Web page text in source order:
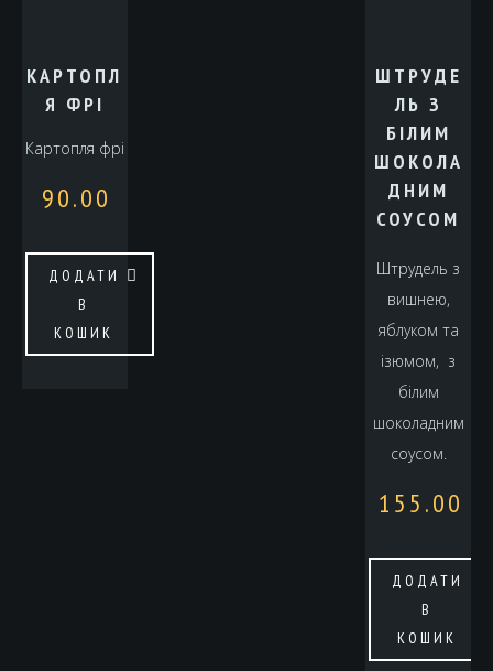
КАРТОПЛ
Я ФРІ
Картопля фрі
90.00
ДОДАТИ
В
КОШИК
ШТРУДЕ
ЛЬ З
БІЛИМ
ШОКОЛА
ДНИМ
СОУСОМ
Штрудель з
вишнею,
яблуком та
ізюмом, з
білим
шоколадним
соусом.
155.00
ДОДАТИ
В
КОШИК